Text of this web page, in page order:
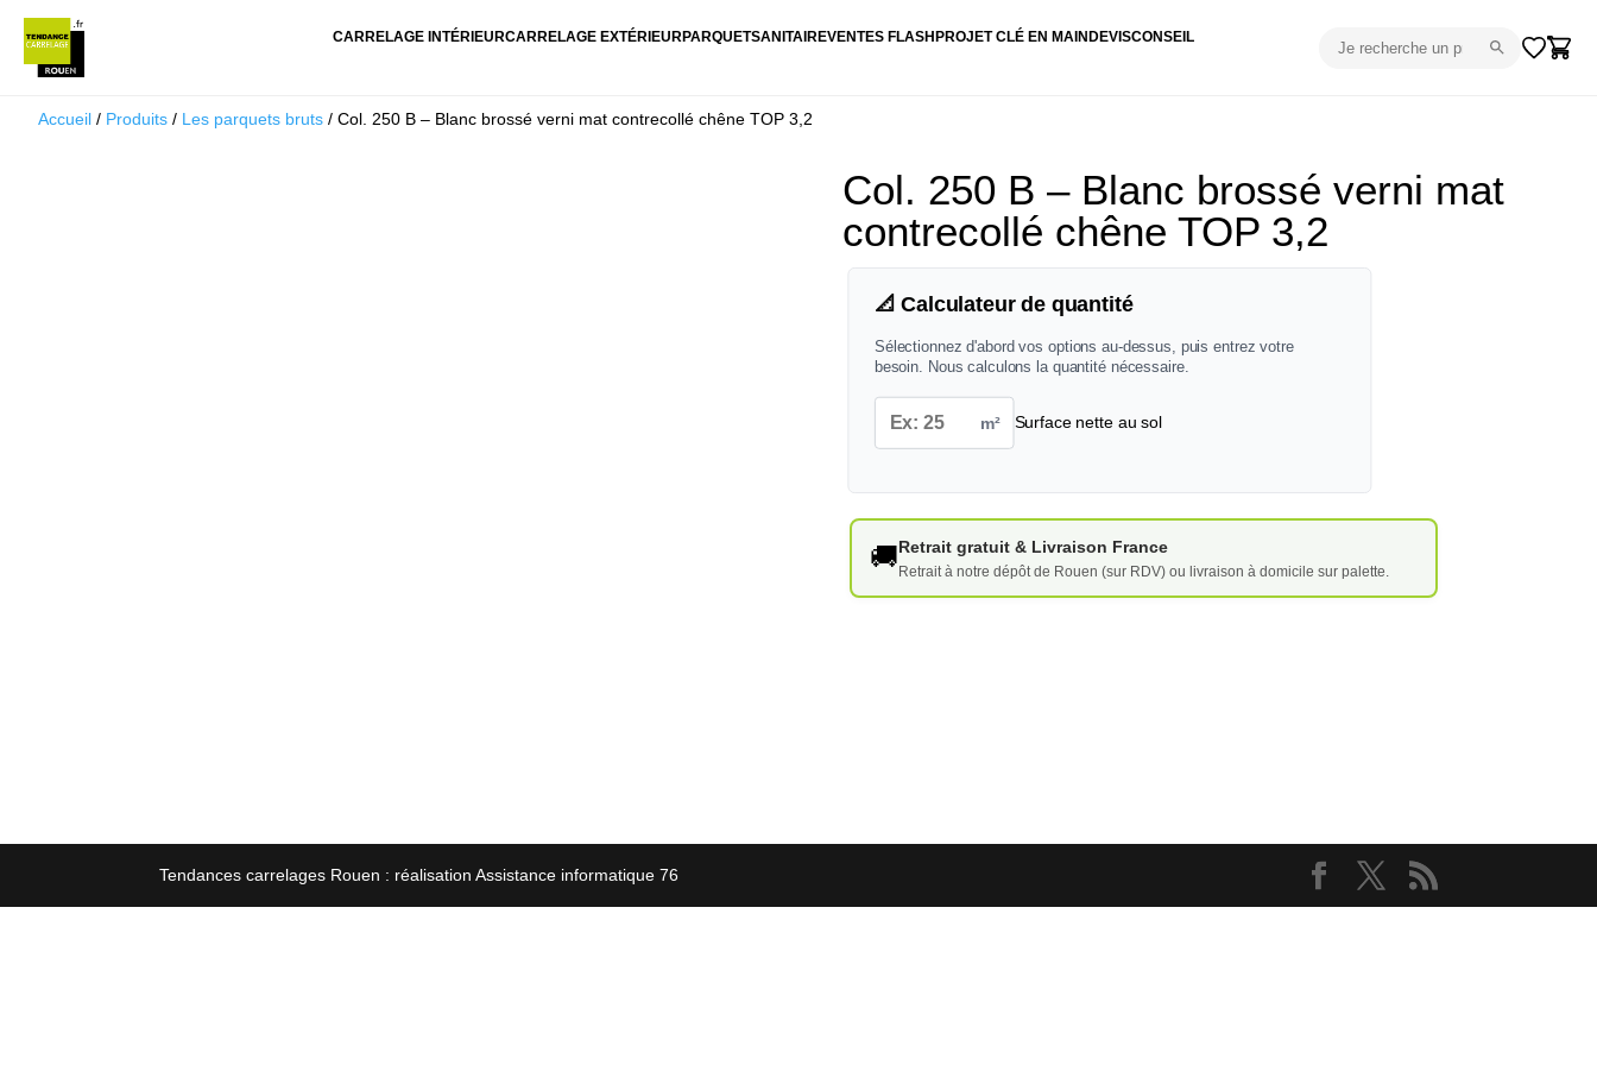
CARRELAGE INTÉRIEURCARRELAGE EXTÉRIEURPARQUETSANITAIREVENTES FLASH PROJET CLÉ EN MAIN DEVISCONSEIL
Accueil / Produits / Les parquets bruts / Col. 250 B – Blanc brossé verni mat contrecollé chêne TOP 3,2
Col. 250 B – Blanc brossé verni mat
contrecollé chêne TOP 3,2
📐 Calculateur de quantité
Sélectionnez d'abord vos options au-dessus, puis entrez votre
besoin. Nous calculons la quantité nécessaire.
m² Surface nette au sol
🚚Retrait gratuit & Livraison France
Retrait à notre dépôt de Rouen (sur RDV) ou livraison à domicile sur palette.
Tendances carrelages Rouen : réalisation Assistance informatique 76